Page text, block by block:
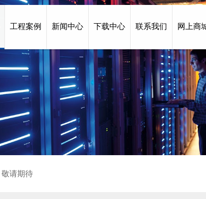
工程案例 新闻中心 下载中心 联系我们 网上商
敬请期待